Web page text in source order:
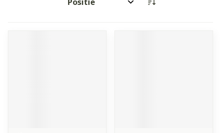
Sorteer op: